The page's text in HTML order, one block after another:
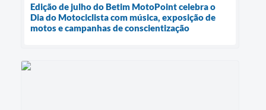
Edição de julho do Betim MotoPoint celebra o
Dia do Motociclista com música, exposição de
motos e campanhas de conscientização